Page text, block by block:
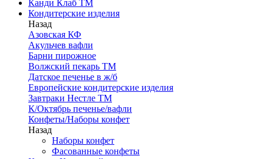
Канди Клаб ТМ
Кондитерские изделия
Назад
Азовская КФ
Акульчев вафли
Барни пирожное
Волжский пекарь ТМ
Датское печенье в ж/б
Европейские кондитерские изделия
Завтраки Нестле ТМ
К/Октябрь печенье/вафли
Конфеты/Наборы конфет
Назад
Наборы конфет
Фасованные конфеты